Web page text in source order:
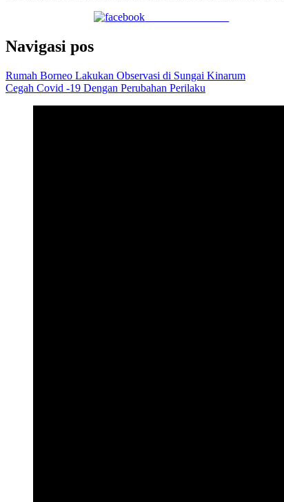
Navigasi pos
Rumah Borneo Lakukan Observasi di Sungai Kinarum
Cegah Covid -19 Dengan Perubahan Perilaku